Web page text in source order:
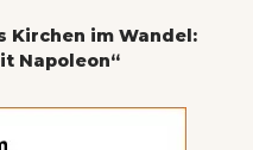
Kirchen im Wandel:
Napoleon“